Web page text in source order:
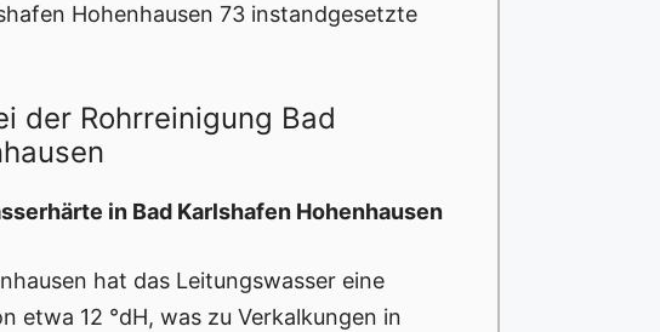
Hohenhausen 73 instandgesetzte
der Rohrreinigung Bad
in Bad Karlshafen Hohenhausen
hat das Leitungswasser eine
etwa 12 °dH, was zu Verkalkungen in